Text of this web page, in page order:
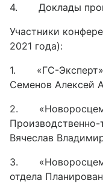
4. Доклады
Участники
2021 года):
1. «ГС-Эксперт»,
Семенов Алексей
2.
Производственно-
Вячеслав
3.
отдела